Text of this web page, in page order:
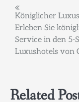
Königlicher
Erleben Sie
Service in den 5-
Luxushotels von
Related